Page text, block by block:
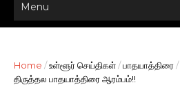
Home /உள்ளூர் செய்திகள்/பாதயாத்திரை /
திருத்தல பாதயாத்திரை ஆரம்பம்!!